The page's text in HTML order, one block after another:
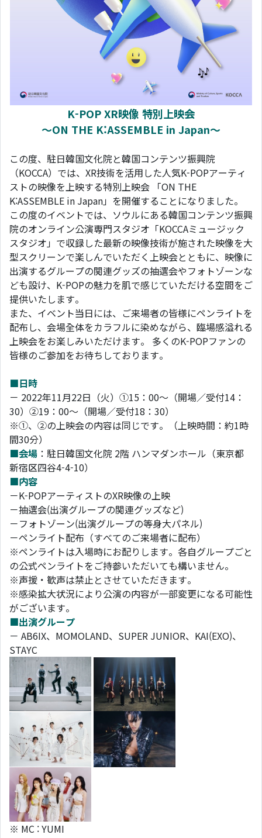
K-POP XR映像 特別上映会
～ON THE K:ASSEMBLE in Japan～
この度、駐日韓国文化院と韓国コンテンツ振興院
（KOCCA）では、XR技術を活用した人気K-POPアーティ
ストの映像を上映する特別上映会 「ON THE
K:ASSEMBLE in Japan」を開催することになりました。
この度のイベントでは、ソウルにある韓国コンテンツ振興
院のオンライン公演専門スタジオ「KOCCAミュージック
スタジオ」で収録した最新の映像技術が施された映像を大
型スクリーンで楽しんでいただく上映会とともに、映像に
出演するグループの関連グッズの抽選会やフォトゾーンな
ども設け、K-POPの魅力を肌で感じていただける空間をご
提供いたします。
また、イベント当日には、ご来場者の皆様にペンライトを
配布し、会場全体をカラフルに染めながら、臨場感溢れる
上映会をお楽しみいただけます。 多くのK-POPファンの
皆様のご参加をお待ちしております。
■日時
－ 2022年11月22日（火）①15：00～（開場／受付14：
30）②19：00～（開場／受付18：30）
※①、②の上映会の内容は同じです。（上映時間：約1時
間30分）
■会場 ：駐日韓国文化院 2階 ハンマダンホール（東京都
新宿区四谷4-4-10）
■内容
－K-POPアーティストのXR映像の上映
－抽選会(出演グループの関連グッズなど)
－フォトゾーン(出演グループの等身大パネル)
－ペンライト配布（すべてのご来場者に配布）
※ペンライトは入場時にお配りします。各自グループごと
の公式ペンライトをご持参いただいても構いません。
※声援・歓声は禁止とさせていただきます。
※感染拡大状況により公演の内容が一部変更になる可能性
がございます。
■出演グループ
－ AB6IX、MOMOLAND、SUPER JUNIOR、KAI(EXO)、
STAYC
※ MC : YUMI